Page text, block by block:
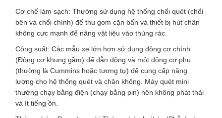
Cơ chế làm sạch: Thường sử dụng hệ thống chổi quét (chổi
bên và chổi chính) để thu gom cặn bẩn và thiết bị hút chân
không cực mạnh để nâng vật liệu vào thùng rác.
Công suất: Các mẫu xe lớn hơn sử dụng động cơ chính
(Động cơ khung gầm) để dẫn động và một động cơ phụ
(thường là Cummins hoặc tương tự) để cung cấp năng
lượng cho hệ thống quét và chân không. Máy quét mini
thường chạy bằng điện (chạy bằng pin) nên không phát thải
và ít tiếng ồn.